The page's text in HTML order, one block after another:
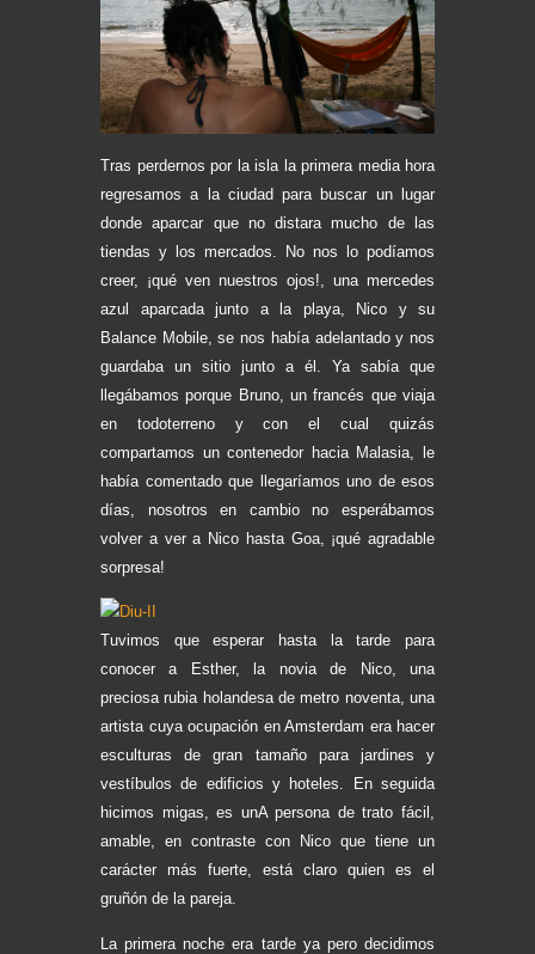
Tras perdernos por la isla la primera media hora
regresamos a la ciudad para buscar un lugar
donde aparcar que no distara mucho de las
tiendas y los mercados. No nos lo podíamos
creer, ¡qué ven nuestros ojos!, una mercedes
azul aparcada junto a la playa, Nico y su
Balance Mobile, se nos había adelantado y nos
guardaba un sitio junto a él. Ya sabía que
llegábamos porque Bruno, un francés que viaja
en todoterreno y con el cual quizás
compartamos un contenedor hacia Malasia, le
había comentado que llegaríamos uno de esos
días, nosotros en cambio no esperábamos
volver a ver a Nico hasta Goa, ¡qué agradable
sorpresa!
Tuvimos que esperar hasta la tarde para
conocer a Esther, la novia de Nico, una
preciosa rubia holandesa de metro noventa, una
artista cuya ocupación en Amsterdam era hacer
esculturas de gran tamaño para jardines y
vestíbulos de edificios y hoteles. En seguida
hicimos migas, es unA persona de trato fácil,
amable, en contraste con Nico que tiene un
carácter más fuerte, está claro quien es el
gruñón de la pareja.
La primera noche era tarde ya pero decidimos